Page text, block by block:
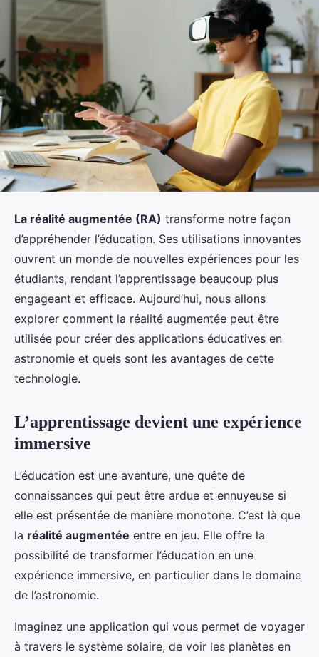
La réalité augmentée (RA) transforme notre façon
d’appréhender l’éducation. Ses utilisations innovantes
ouvrent un monde de nouvelles expériences pour les
étudiants, rendant l’apprentissage beaucoup plus
engageant et efficace. Aujourd’hui, nous allons
explorer comment la réalité augmentée peut être
utilisée pour créer des applications éducatives en
astronomie et quels sont les avantages de cette
technologie.
L’apprentissage devient une expérience
immersive
L’éducation est une aventure, une quête de
connaissances qui peut être ardue et ennuyeuse si
elle est présentée de manière monotone. C’est là que
la réalité augmentée entre en jeu. Elle offre la
possibilité de transformer l’éducation en une
expérience immersive, en particulier dans le domaine
de l’astronomie.
Imaginez une application qui vous permet de voyager
à travers le système solaire, de voir les planètes en